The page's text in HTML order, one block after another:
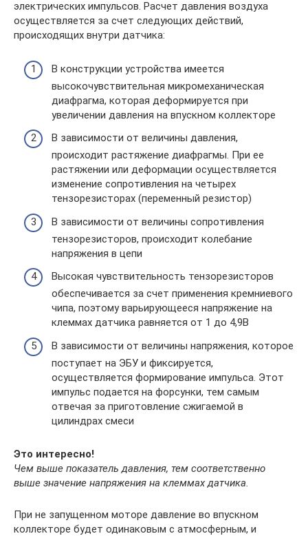
электрических импульсов. Расчет давления воздуха
осуществляется за счет следующих действий,
происходящих внутри датчика:
В конструкции устройства имеется
высокочувствительная микромеханическая
диафрагма, которая деформируется при
увеличении давления на впускном коллекторе
В зависимости от величины давления,
происходит растяжение диафрагмы. При ее
растяжении или деформации осуществляется
изменение сопротивления на четырех
тензорезисторах (переменный резистор)
В зависимости от величины сопротивления
тензорезисторов, происходит колебание
напряжения в цепи
Высокая чувствительность тензорезисторов
обеспечивается за счет применения кремниевого
чипа, поэтому варьирующееся напряжение на
клеммах датчика равняется от 1 до 4,9В
В зависимости от величины напряжения, которое
поступает на ЭБУ и фиксируется,
осуществляется формирование импульса. Этот
импульс подается на форсунки, тем самым
отвечая за приготовление сжигаемой в
цилиндрах смеси
Это интересно!
Чем выше показатель давления, тем соответственно
выше значение напряжения на клеммах датчика.
При не запущенном моторе давление во впускном
коллекторе будет одинаковым с атмосферным, и